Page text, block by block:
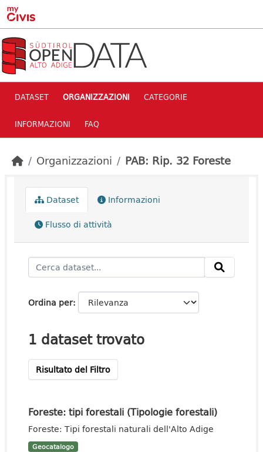
Skip to main content
DATASET ORGANIZZAZIONI CATEGORIE
INFORMAZIONI FAQ
Organizzazioni PAB: Rip. 32 Foreste
Dataset
Informazioni
Flusso di attività
Ordina per
1 dataset trovato
Risultato del Filtro
Foreste: tipi forestali (Tipologie forestali)
Foreste: Tipi forestali naturali dell'Alto Adige
Geocatalogo